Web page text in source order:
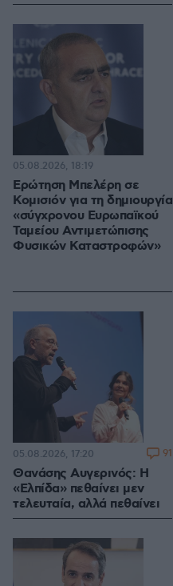
Ερώτηση Μπελέρη σε
Κομισιόν για τη δημιουργία
«σύγχρονου Ευρωπαϊκού
Ταμείου Αντιμετώπισης
Φυσικών Καταστροφών»
05.08.2026, 18:19
Θανάσης Αυγερινός: Η
«Ελπίδα» πεθαίνει μεν
τελευταία, αλλά πεθαίνει
05.08.2026, 17:20 91